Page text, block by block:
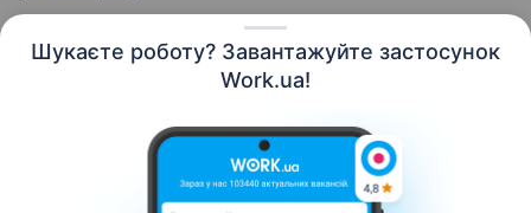
Шукаєте роботу? Завантажуйте застосунок
Work.ua!